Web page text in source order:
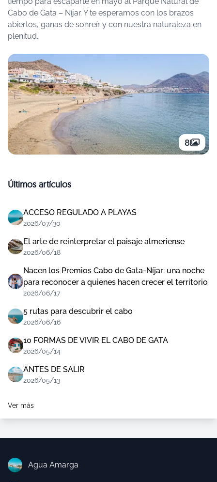
Cabo de Gata – Níjar. Y te esperamos con los brazos
abiertos, ganas de sonreír y con nuestra naturaleza en
plenitud.
8
Últimos artículos
ACCESO REGULADO A PLAYAS
2026/07/30
El arte de reinterpretar el paisaje almeriense
2026/06/18
Nacen los Premios Cabo de Gata-Níjar: una noche
para reconocer a quienes hacen crecer el territorio
2026/06/17
5 rutas para descubrir el cabo
2026/06/16
10 FORMAS DE VIVIR EL CABO DE GATA
2026/05/14
ANTES DE SALIR
2026/05/13
Ver más
Agua Amarga